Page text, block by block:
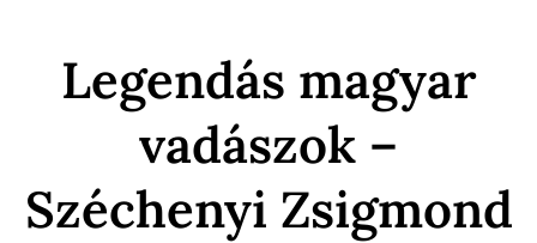
Legendás magyar
vadászok –
Széchenyi Zsigmond